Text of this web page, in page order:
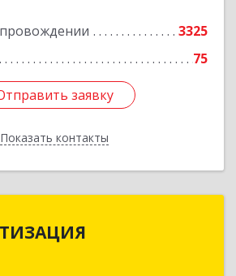
3325
75
заявку
Показать контакты
заявку
Назад
г, Энтузиастов 1-я ул, дом №